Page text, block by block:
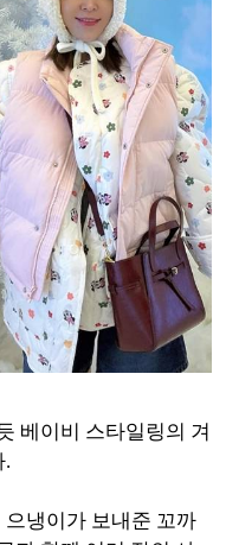
베이비 스타일링의 겨
.
으냉이가 보내준 꼬까